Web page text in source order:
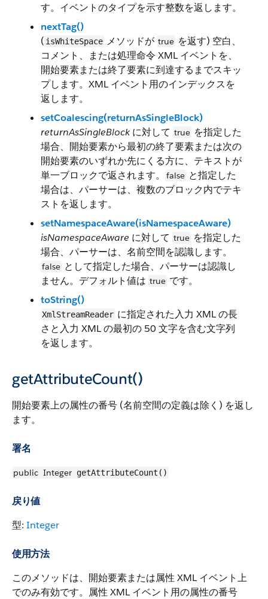
す。イベントのタイプを示す整数を返します。
nextTag()
( isWhiteSpace メソッドが true を返す) 空白、
コメント、または処理命令 XML イベントを、
開始要素または終了要素に到達するまでスキッ
プします。XML イベント用のインデックスを
返します。
setCoalescing(returnAsSingleBlock)
returnAsSingleBlockに対して true を指定した
場合、開始要素から最初の終了要素または次の
開始要素のいずれか先にくる方に、テキストが
単一ブロックで返されます。
false と指定した
場合は、パーサーは、複数のブロック内でテキ
ストを返します。
setNamespaceAware(isNamespaceAware)
isNamespaceAware に対して true を指定した
場合、パーサーは、名前空間を認識します。
false として指定した場合、パーサーは認識し
ません。デフォルト値は true です。
toString()
XmlStreamReader に指定された入力 XML の長
さと入力 XML の最初の 50 文字を含む文字列
を返します。
getAttributeCount()
開始要素上の属性の番号 (名前空間の定義は除く) を返し
ます。
署名
public Integer getAttributeCount()
戻り値
型: Integer
使用方法
このメソッドは、開始要素または属性 XML イベント上
でのみ有効です。属性 XML イベント用の属性の番号